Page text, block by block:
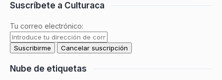
Suscríbete a Culturaca
Tu correo electrónico:
Nube de etiquetas